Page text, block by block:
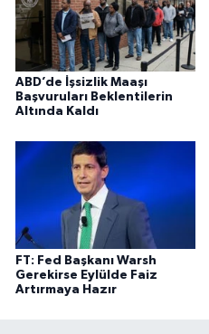
ABD’de İşsizlik Maaşı
Başvuruları Beklentilerin
Altında Kaldı
FT: Fed Başkanı Warsh
Gerekirse Eylülde Faiz
Artırmaya Hazır